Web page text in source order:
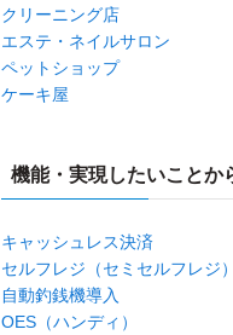
クリーニング店
エステ・ネイルサロン
ペットショップ
ケーキ屋
機能・実現したいことか
キャッシュレス決済
セルフレジ（セミセルフレジ）
自動釣銭機導入
OES（ハンディ）